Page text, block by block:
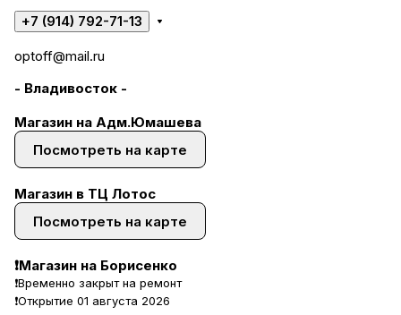
+7 (914) 792-71-13
optoff@mail.ru
- Владивосток -
Магазин на Адм.Юмашева
Посмотреть на карте
Магазин в ТЦ Лотос
Посмотреть на карте
❗Магазин на Борисенко
❗Временно закрыт на ремонт
❗Открытие 01 августа 2026